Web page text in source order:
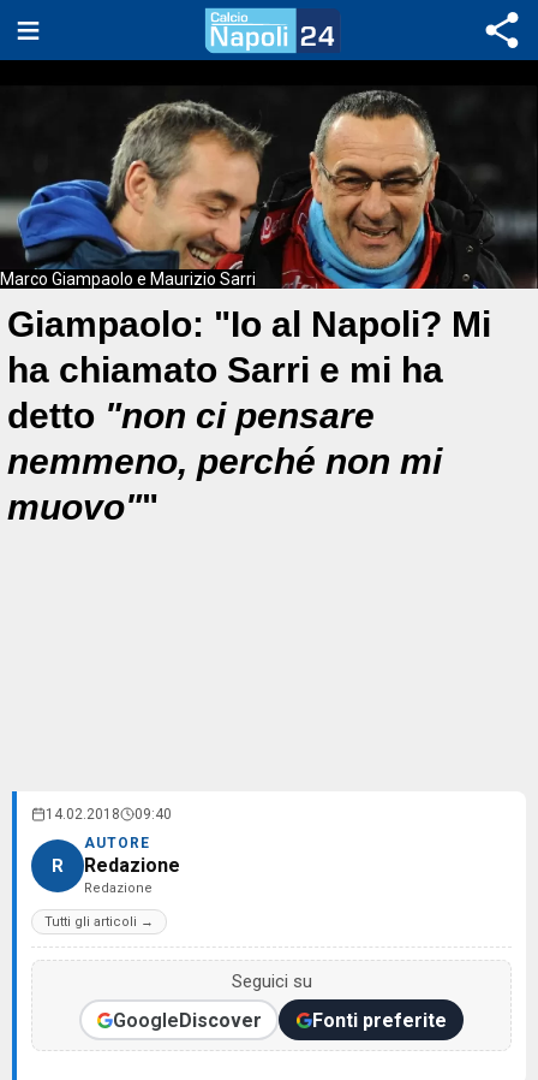
Marco Giampaolo e Maurizio Sarri
Giampaolo: "Io al Napoli? Mi
ha chiamato Sarri e mi ha
detto "non ci pensare
nemmeno, perché non mi
muovo""
14.02.2018 09:40
R
AUTORE
Redazione
Redazione
Tutti gli articoli →
Seguici su
GoogleDiscover Fonti preferite